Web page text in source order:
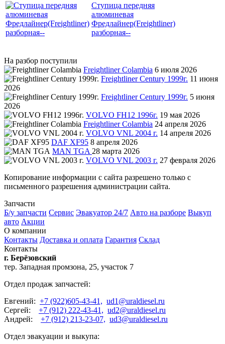
Ступица передняя
алюминевая
Фредлайнер(Freightliner)
разборная--
На разбор поступили
Freightliner Colambia 6 июля 2026
Freightliner Century 1999г. 11 июня
2026
Freightliner Century 1999г. 5 июня
2026
VOLVO FH12 1996г. 19 мая 2026
Freightliner Colambia 24 апреля 2026
VOLVO VNL 2004 г. 14 апреля 2026
DAF XF95 8 апреля 2026
MAN TGA 28 марта 2026
VOLVO VNL 2003 г. 27 февраля 2026
Копирование информации с сайта разрешено только с
письменного разрешения администрации сайта.
Запчасти
Б/у запчасти Сервис Эвакуатор 24/7 Авто на разборе Выкуп
авто Акции
О компании
Контакты Доставка и оплата Гарантия Склад
Контакты
г. Берёзовский
тер. Западная промзона, 25, участок 7
Отдел продаж запчастей:
Евгений: +7 (922)605-43-41, ud1@uraldiesel.ru
Сергей: +7 (912) 222-43-41, ud2@uraldiesel.ru
Андрей: +7 (912) 213-23-07, ud3@uraldiesel.ru
Отдел эвакуации и выкупа: